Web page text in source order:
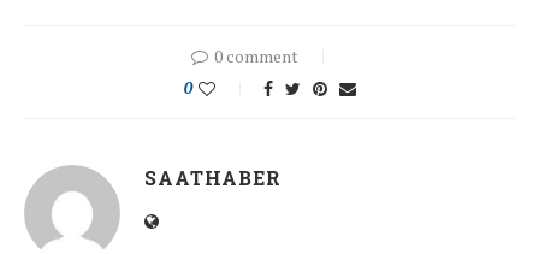
0 comment
0
SAATHABER